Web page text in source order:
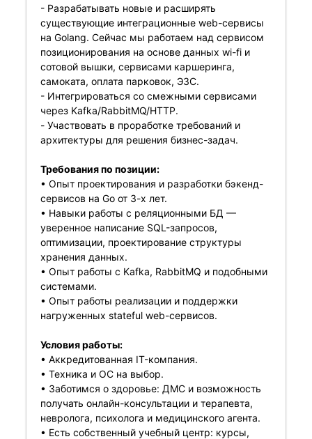
- Разрабатывать новые и расширять
существующие интеграционные web-сервисы
на Golang. Сейчас мы работаем над сервисом
позиционирования на основе данных wi-fi и
сотовой вышки, сервисами каршеринга,
самоката, оплата парковок, ЭЗС.
- Интегрироваться со смежными сервисами
через Kafka/RabbitMQ/HTTP.
- Участвовать в проработке требований и
архитектуры для решения бизнес-задач.
Требования по позиции:
• Опыт проектирования и разработки бэкенд-
сервисов на Go от 3-х лет.
• Навыки работы с реляционными БД —
уверенное написание SQL-запросов,
оптимизации, проектирование структуры
хранения данных.
• Опыт работы с Kafka, RabbitMQ и подобными
системами.
• Опыт работы реализации и поддержки
нагруженных stateful web-сервисов.
Условия работы:
• Аккредитованная IT-компания.
• Техника и ОС на выбор.
• Заботимся о здоровье: ДМС и возможность
получать онлайн-консультации и терапевта,
невролога, психолога и медицинского агента.
• Есть собственный учебный центр: курсы,